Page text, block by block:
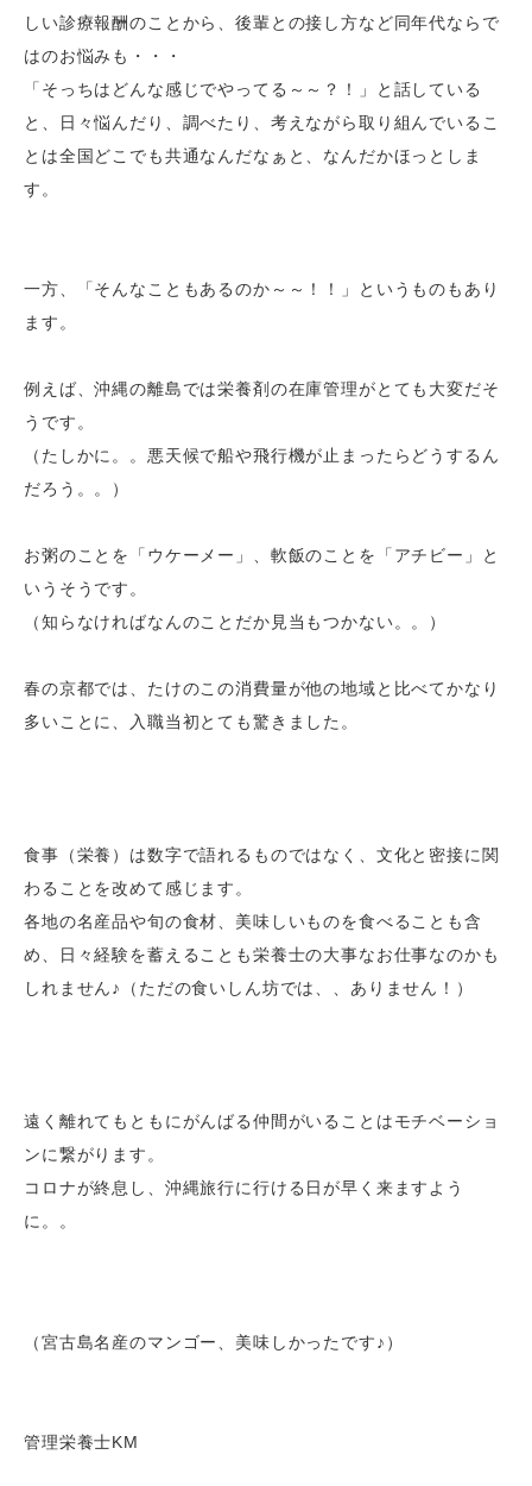
しい診療報酬のことから、後輩との接し方など同年代ならで
はのお悩みも・・・
「そっちはどんな感じでやってる～～？！
」と話している
と、日々悩んだり、調べたり、考えながら取り組んでいるこ
とは全国どこでも共通なんだなぁと、なんだかほっとしま
す。
一方、「そんなこともあるのか～～！！」というものもあり
ます。
例えば、沖縄の離島では栄養剤の在庫管理がとても大変だそ
うです。
（たしかに。。悪天候で船や飛行機が止まったらどうするん
だろう。。）
お粥のことを「ウケーメー」、軟飯のことを「アチビー」と
いうそうです。
（知らなければなんのことだか見当もつかない。。）
春の京都では、たけのこの消費量が他の地域と比べてかなり
多いことに、入職当初とても驚きました。
食事（栄養）は数字で語れるものではなく、文化と密接に関
わることを改めて感じます。
各地の名産品や旬の食材、美味しいものを食べることも含
め、日々経験を蓄えることも栄養士の大事なお仕事なのかも
しれません♪（ただの食いしん坊では、、ありません！ ）
遠く離れてもともにがんばる仲間がいることはモチベーショ
ンに繋がります。
コロナが終息し、沖縄旅行に行ける日が早く来ますよう
に。。
（宮古島名産のマンゴー、美味しかったです♪）
管理栄養士KM